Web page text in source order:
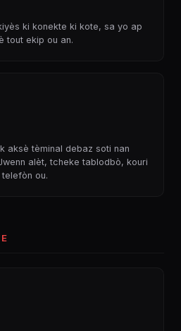
ki konekte ki kote, sa yo ap
tout ekip ou an.
aksè tèminal debaz soti nan
alèt, tcheke tablodbò, kouri
ou.